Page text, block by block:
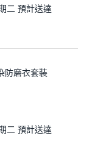
二 預計送達
防磨衣套裝
二 預計送達